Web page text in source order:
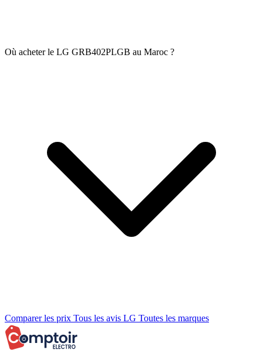
Où acheter le LG GRB402PLGB au Maroc ?
Comparer les prix Tous les avis LG Toutes les marques